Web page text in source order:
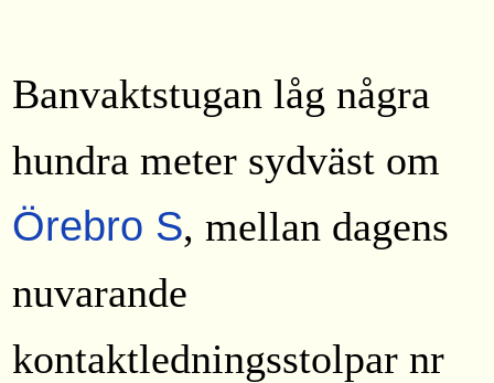
Banvaktstugan låg några
hundra meter sydväst om
Örebro S, mellan dagens
nuvarande
kontaktledningsstolpar nr